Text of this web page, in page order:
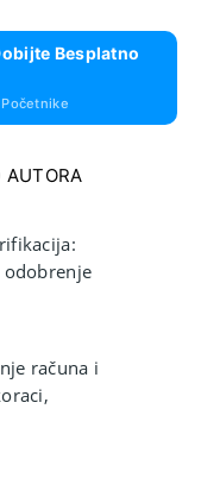
Besplatno
AUTORA
računa i